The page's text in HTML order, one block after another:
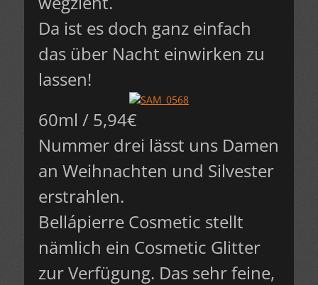
Da ist es doch ganz einfach
das über Nacht einwirken zu
lassen!
60ml / 5,94€
Nummer drei lässt uns Damen
an Weihnachten und Silvester
erstrahlen.
Bellápierre Cosmetic stellt
nämlich ein Cosmetic Glitter
zur Verfügung. Das sehr feine,